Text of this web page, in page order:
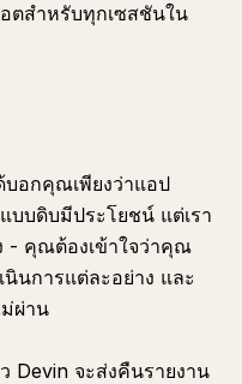
ตสำหรับทุกเซสชันใน
บอกคุณเพียงว่าแอป
บดิบมีประโยชน์ แต่เรา
- คุณต้องเข้าใจว่าคุณ
นินการแต่ละอย่าง และ
ผ่าน
Devin จะส่งคืนรายงาน